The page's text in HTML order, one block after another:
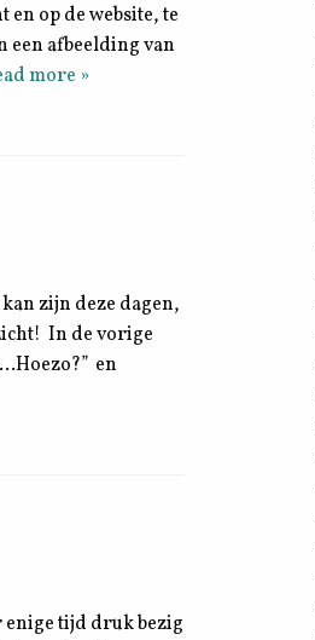
op de website, te
een afbeelding van
more »
zijn deze dagen,
In de vorige
en
enige tijd druk bezig